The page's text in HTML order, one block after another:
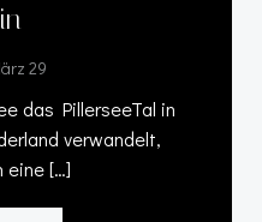
29
das PillerseeTal in
verwandelt,
eine […]